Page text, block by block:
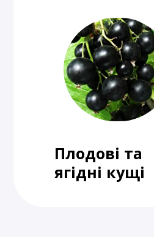
Плодові та
ягідні кущі